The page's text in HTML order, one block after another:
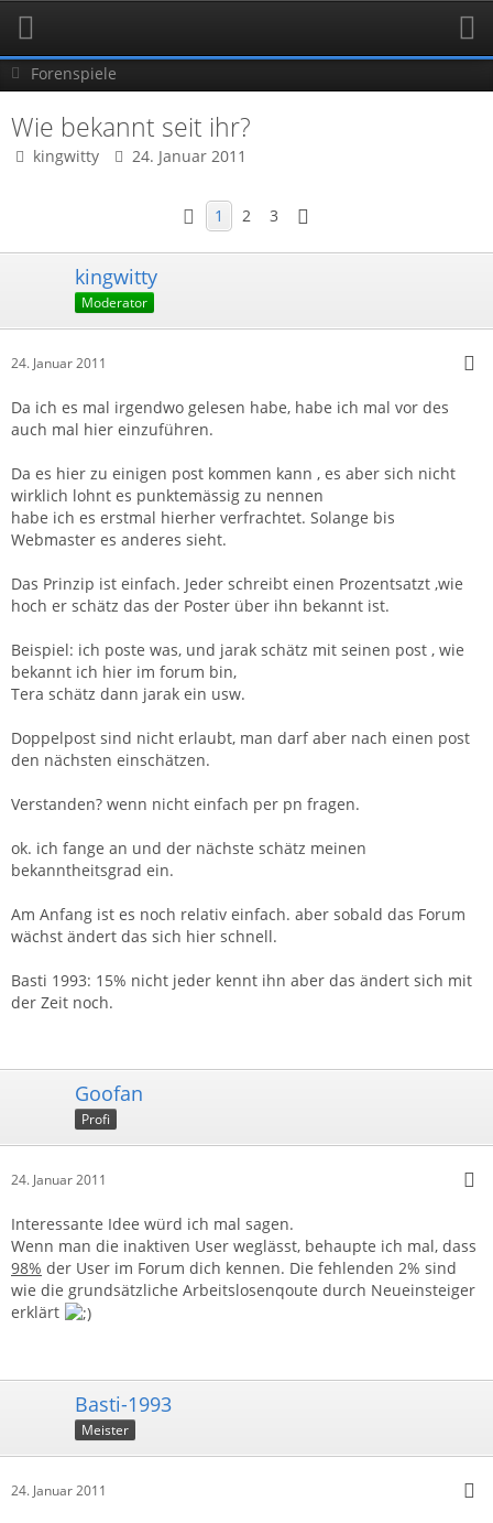
Forenspiele
Wie bekannt seit ihr?
kingwitty 24. Januar 2011
1 2 3
kingwitty
Moderator
24. Januar 2011
Da ich es mal irgendwo gelesen habe, habe ich mal vor des
auch mal hier einzuführen.
Da es hier zu einigen post kommen kann , es aber sich nicht
wirklich lohnt es punktemässig zu nennen
habe ich es erstmal hierher verfrachtet. Solange bis
Webmaster es anderes sieht.
Das Prinzip ist einfach. Jeder schreibt einen Prozentsatzt ,wie
hoch er schätz das der Poster über ihn bekannt ist.
Beispiel: ich poste was, und jarak schätz mit seinen post , wie
bekannt ich hier im forum bin,
Tera schätz dann jarak ein usw.
Doppelpost sind nicht erlaubt, man darf aber nach einen post
den nächsten einschätzen.
Verstanden? wenn nicht einfach per pn fragen.
ok. ich fange an und der nächste schätz meinen
bekanntheitsgrad ein.
Am Anfang ist es noch relativ einfach. aber sobald das Forum
wächst ändert das sich hier schnell.
Basti 1993: 15% nicht jeder kennt ihn aber das ändert sich mit
der Zeit noch.
Goofan
Profi
24. Januar 2011
Interessante Idee würd ich mal sagen.
Wenn man die inaktiven User weglässt, behaupte ich mal, dass
98% der User im Forum dich kennen. Die fehlenden 2% sind
wie die grundsätzliche Arbeitslosenqoute durch Neueinsteiger
erklärt
Basti-1993
Meister
24. Januar 2011